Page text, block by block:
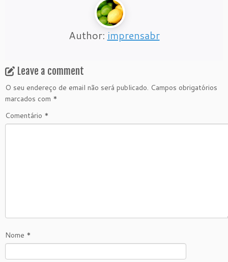
Author: imprensabr
Leave a comment
O seu endereço de email não será publicado. Campos obrigatórios
marcados com *
Comentário *
Nome *